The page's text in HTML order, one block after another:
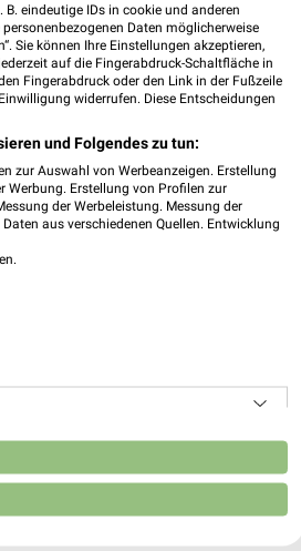
Augsburg
eindeutige IDs in cookie und anderen
Daten möglicherweise
Sie können Ihre Einstellungen akzeptieren,
auf die Fingerabdruck-Schaltfläche in
Fingerabdruck oder den Link in der Fußzeile
widerrufen. Diese Entscheidungen
und Folgendes zu tun:
zur Auswahl von Werbeanzeigen. Erstellung
Werbung. Erstellung von Profilen zur
der Werbeleistung. Messung der
aus verschiedenen Quellen. Entwicklung